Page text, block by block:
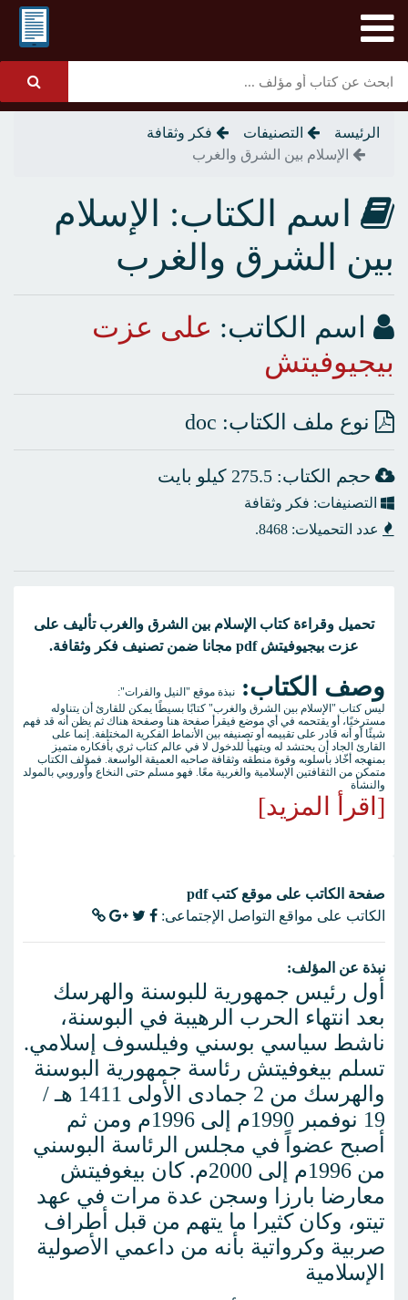
الرئيسة التصنيفات
فكر وثقافة
الإسلام بين الشرق والغرب
اسم الكتاب: الإسلام
بين الشرق والغرب
اسم الكاتب: على عزت
بيجيوفيتش
نوع ملف الكتاب: doc
حجم الكتاب: 275.5 كيلو بايت
التصنيفات: فكر وثقافة
عدد التحميلات: 8468.
تحميل وقراءة كتاب الإسلام بين الشرق والغرب تأليف على
عزت بيجيوفيتش pdf مجانا ضمن تصنيف فكر وثقافة.
وصف الكتاب:
نبذة موقع "النيل والفرات":
ليس كتاب "الإسلام بين الشرق والغرب" كتابًا بسيطًا يمكن للقارئ أن يتناوله
مسترخيًا، أو يقتحمه في أي موضع فيقرأ صفحة هنا وصفحة هناك ثم يظن أنه قد فهم
شيئًا أو أنه قادر على تقييمه أو تصنيفه بين الأنماط الفكرية المختلفة. إنما على
القارئ الجاد أن يحتشد له ويتهيأ للدخول لا في عالم كتاب ثري بأفكاره متميز
بمنهجه أخّاذ بأسلوبه وقوة منطقه وثقافة صاحبه العميقة الواسعة. فمؤلف الكتاب
متمكن من الثقافتين الإسلامية والغربية معًا. فهو مسلم حتى النخاع وأوروبي بالمولد
والنشأة
[اقرأ المزيد]
صفحة الكاتب على موقع كتب pdf
الكاتب على مواقع التواصل الإجتماعى:
نبذة عن المؤلف:
أول رئيس جمهورية للبوسنة والهرسك
بعد انتهاء الحرب الرهيبة في البوسنة،
ناشط سياسي بوسني وفيلسوف إسلامي.
تسلم بيغوفيتش رئاسة جمهورية البوسنة
والهرسك من 2 جمادى الأولى 1411 هـ /
19 نوفمبر 1990م إلى 1996م ومن ثم
أصبح عضواً في مجلس الرئاسة البوسني
من 1996م إلى 2000م. كان بيغوفيتش
معارضا بارزا وسجن عدة مرات في عهد
تيتو، وكان كثيرا ما يتهم من قبل أطراف
صربية وكرواتية بأنه من داعمي الأصولية
الإسلامية